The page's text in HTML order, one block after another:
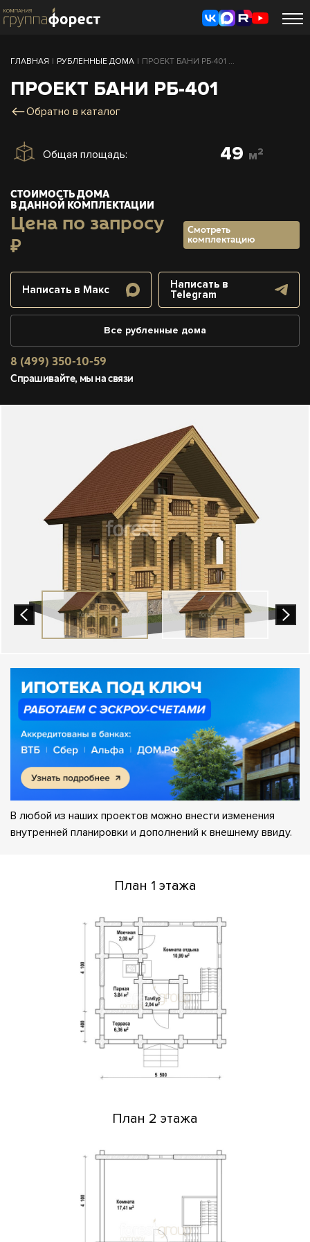
ГЛАВНАЯ | РУБЛЕННЫЕ ДОМА | ПРОЕКТ БАНИ РБ-401 ...
ПРОЕКТ БАНИ РБ-401
Обратно в каталог
Общая площадь: 49 м2
СТОИМОСТЬ ДОМА
В ДАННОЙ КОМПЛЕКТАЦИИ
Цена по запросу
₽
Смотреть
комплектацию
Написать в Макс
Написать в
Telegram
Все рубленные дома
8 (499) 350-10-59
Спрашивайте, мы на связи
В любой из наших проектов можно внести изменения
внутренней планировки и дополнений к внешнему ввиду.
План 1 этажа
План 2 этажа